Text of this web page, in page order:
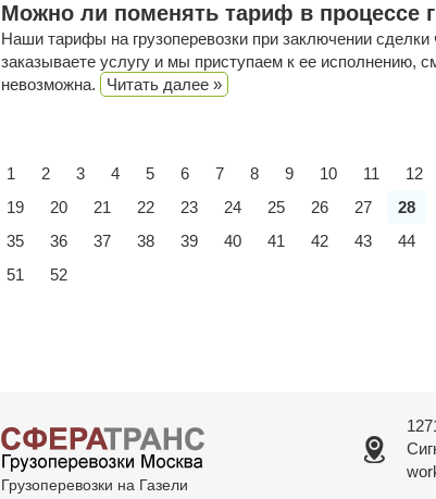
Можно ли поменять тариф в процессе
Наши тарифы на грузоперевозки при заключении
заказываете услугу и мы приступаем к ее исполнению,
невозможна.
Читать далее »
1 2 3 4 5 6 7 8 9 10 11 12
19
20 21 22 23 24 25 26 27 28
35
36 37 38 39 40 41 42 43 44
51
52
Грузоперевозки на Газели